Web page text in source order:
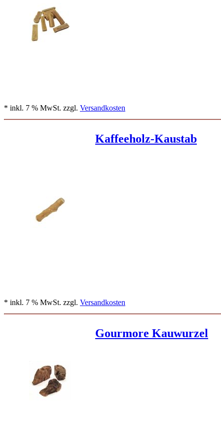
* inkl. 7 % MwSt. zzgl. Versandkosten
Kaffeeholz-Kaustab
* inkl. 7 % MwSt. zzgl. Versandkosten
Gourmore Kauwurzel